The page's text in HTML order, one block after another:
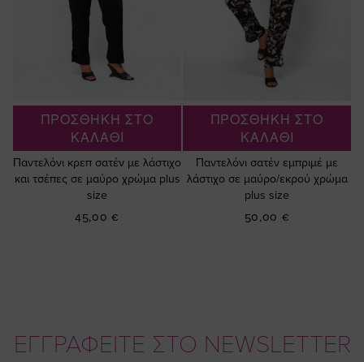
ΠΡΟΣΘΗΚΗ ΣΤΟ
ΚΑΛΑΘΙ
Παντελόνι κρεπ σατέν με λάστιχο
και τσέπες σε μαύρο χρώμα plus
size
45,00 €
ΠΡΟΣΘΗΚΗ ΣΤΟ
ΚΑΛΑΘΙ
Παντελόνι σατέν εμπριμέ με
λάστιχο σε μαύρο/εκρού χρώμα
plus size
50,00 €
ΕΓΓΡΑΦΕΙΤΕ ΣΤΟ NEWSLETTER